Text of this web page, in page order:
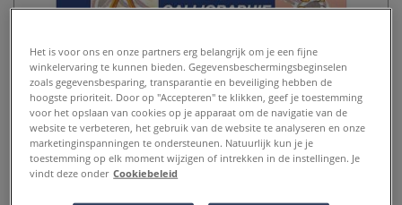
Het is voor ons en onze partners erg belangrijk om je een fijne
winkelervaring te kunnen bieden. Gegevensbeschermingsbeginselen
zoals gegevensbesparing, transparantie en beveiliging hebben de
hoogste prioriteit. Door op "Accepteren" te klikken, geef je toestemming
voor het opslaan van cookies op je apparaat om de navigatie van de
website te verbeteren, het gebruik van de website te analyseren en onze
marketinginspanningen te ondersteunen. Natuurlijk kun je je
toestemming op elk moment wijzigen of intrekken in de instellingen. Je
vindt deze onder Cookiebeleid